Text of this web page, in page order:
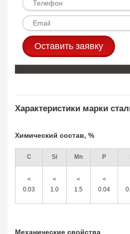
Оставить заявку
Характеристики марки
Химический состав, %
C Si Mn P
<
0.03
<
1.0
<
1.5
<
0.04
Механические свойства